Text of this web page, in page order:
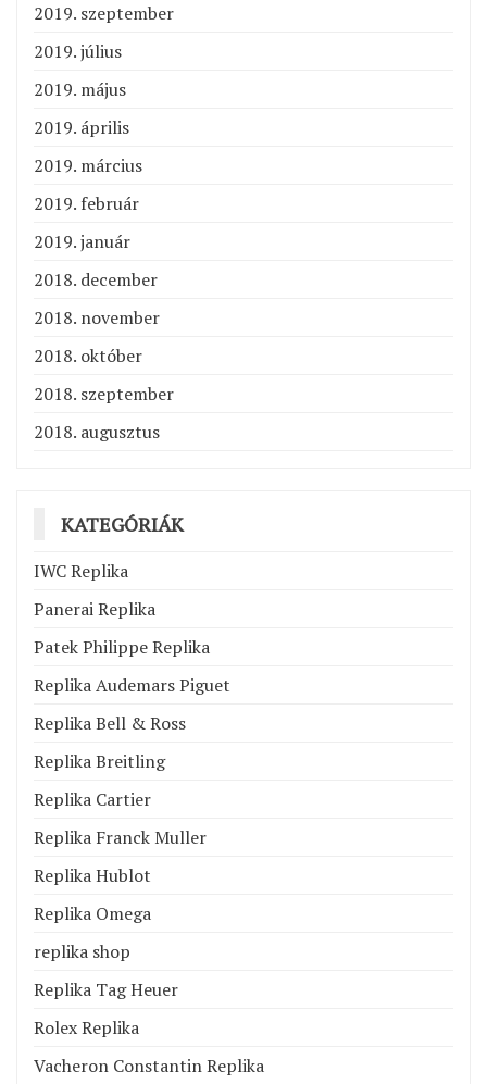
2019. szeptember
2019. július
2019. május
2019. április
2019. március
2019. február
2019. január
2018. december
2018. november
2018. október
2018. szeptember
2018. augusztus
KATEGÓRIÁK
IWC Replika
Panerai Replika
Patek Philippe Replika
Replika Audemars Piguet
Replika Bell & Ross
Replika Breitling
Replika Cartier
Replika Franck Muller
Replika Hublot
Replika Omega
replika shop
Replika Tag Heuer
Rolex Replika
Vacheron Constantin Replika